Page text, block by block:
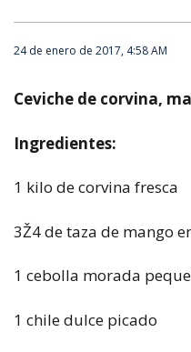
24 de enero de 2017, 4:58 AM
Ceviche de corvina,
Ingredientes:
1 kilo de corvina fresca
3Ž4 de taza de mango
1 cebolla morada
1 chile dulce picado